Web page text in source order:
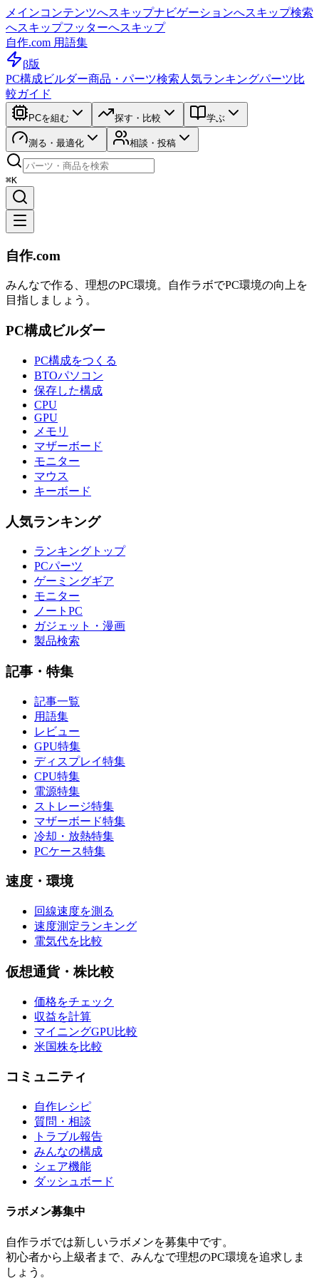
メインコンテンツへスキップナビゲーションへスキップ検索
へスキップフッターへスキップ
自作.com 用語集
β版
PC構成ビルダー商品・パーツ検索 人気ランキングパーツ比
較ガイド
PCを組む 探す・比較 学ぶ
測る・最適化 相談・投稿
⌘K
自作.com
みんなで作る、理想のPC環境。 自作ラボでPC環境の向上を
目指しましょう。
PC構成ビルダー
PC構成をつくる
BTOパソコン
保存した構成
CPU
GPU
メモリ
マザーボード
モニター
マウス
キーボード
人気ランキング
ランキングトップ
PCパーツ
ゲーミングギア
モニター
ノートPC
ガジェット・漫画
製品検索
記事・特集
記事一覧
用語集
レビュー
GPU特集
ディスプレイ特集
CPU特集
電源特集
ストレージ特集
マザーボード特集
冷却・放熱特集
PCケース特集
速度・環境
回線速度を測る
速度測定ランキング
電気代を比較
仮想通貨・株比較
価格をチェック
収益を計算
マイニングGPU比較
米国株を比較
コミュニティ
自作レシピ
質問・相談
トラブル報告
みんなの構成
シェア機能
ダッシュボード
ラボメン募集中
自作ラボでは新しいラボメンを募集中です。
初心者から上級者まで、みんなで理想のPC環境を追求しま
しょう。